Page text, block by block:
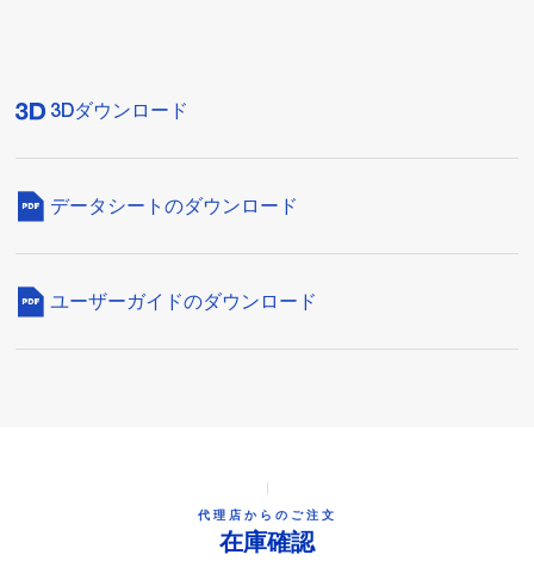
3Dダウンロード
データシートのダウンロード
ユーザーガイドのダウンロード
代理店からのご注文
在庫確認